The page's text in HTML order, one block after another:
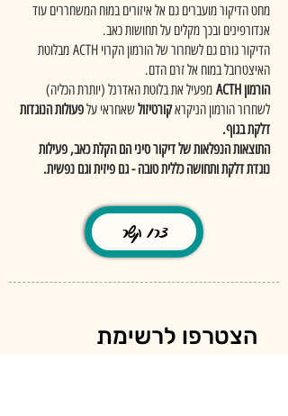
מחט הדיקור מועברים גם אל איזורים במוח המשחררים עוד
אנדורפינים ובכך מקלים על תחושות כאב.
הדיקור גורם גם לשחרור של הורמון הקרוי ACTH
מבלוטת
האיצטרובל במוח אל זרם הדם.
הורמון ACTH
מפעיל את בלוטת האדרנל (יותרת הכליה)
לשחרור הורמון הניקראקורטיזולשאחראי עלפעולות הנוגדות
דלקת בגוף.
התוצאות הנפלאות של דיקור סיני הם הקלת כאב, פעילות
נוגדת דלקת ותחושה כללית טובה - גם פיזית וגם נפשית.
צרו קשר